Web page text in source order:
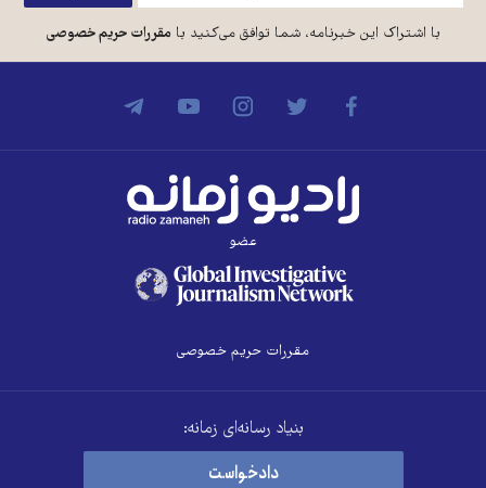
با اشتراک این خبرنامه، شما توافق می‌کنید بامقررات حریم خصوصی
عضو
مقررات حریم خصوصی
بنیاد رسانه‌ای زمانه:
دادخواست